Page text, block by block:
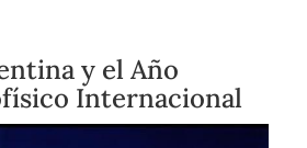
y el Año
Internacional